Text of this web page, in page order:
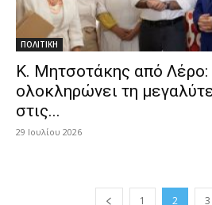
ΠΟΛΙΤΙΚΗ
Κ. Μητσοτάκης από
ολοκληρώνει τη
στις...
29 Ιουλίου 2026
1 2 3